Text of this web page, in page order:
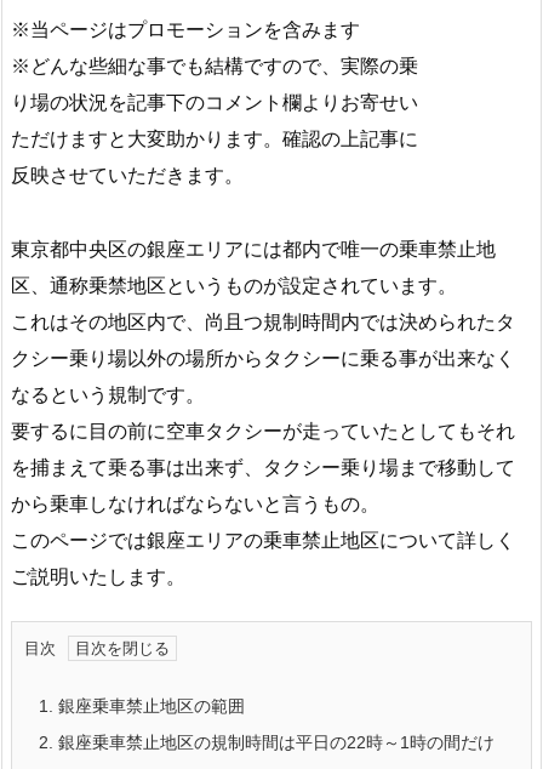
※当ページはプロモーションを含みます
※どんな些細な事でも結構ですので、実際の乗
り場の状況を記事下のコメント欄よりお寄せい
ただけますと大変助かります。確認の上記事に
反映させていただきます。
東京都中央区の銀座エリアには都内で唯一の乗車禁止地
区、通称乗禁地区というものが設定されています。
これはその地区内で、尚且つ規制時間内では決められたタ
クシー乗り場以外の場所からタクシーに乗る事が出来なく
なるという規制です。
要するに目の前に空車タクシーが走っていたとしてもそれ
を捕まえて乗る事は出来ず、タクシー乗り場まで移動して
から乗車しなければならないと言うもの。
このページでは銀座エリアの乗車禁止地区について詳しく
ご説明いたします。
目次
1.
銀座乗車禁止地区の範囲
2. 銀座乗車禁止地区の規制時間は平日の22時～1時の間だけ